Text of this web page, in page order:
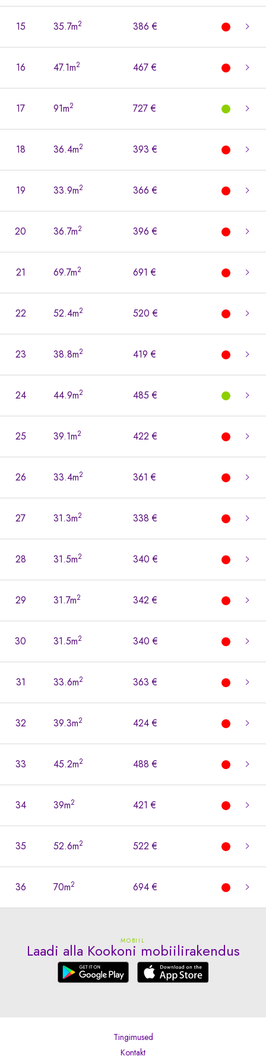
15 35.7m2 386 €
16 47.1m2 467 €
17 91m2 727 €
18 36.4m2 393 €
19 33.9m2 366 €
20 36.7m2 396 €
21 69.7m2 691 €
22 52.4m2 520 €
23 38.8m2 419 €
24 44.9m2 485 €
25 39.1m2 422 €
26 33.4m2 361 €
27 31.3m2 338 €
28 31.5m2 340 €
29 31.7m2 342 €
30 31.5m2 340 €
31 33.6m2 363 €
32 39.3m2 424 €
33 45.2m2 488 €
34 39m2 421 €
35 52.6m2 522 €
36 70m2 694 €
MOBIIL
Laadi alla Kookoni mobiilirakendus
Tingimused
Kontakt